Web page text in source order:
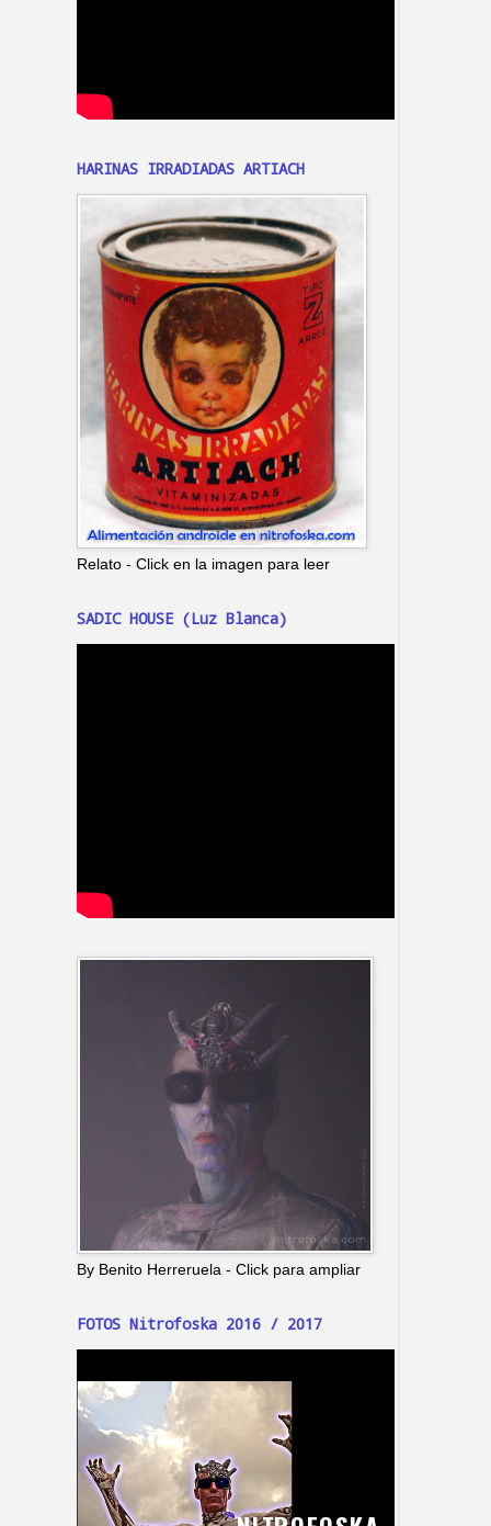
HARINAS IRRADIADAS ARTIACH
Relato - Click en la imagen para leer
SADIC HOUSE (Luz Blanca)
By Benito Herreruela - Click para ampliar
FOTOS Nitrofoska 2016 / 2017